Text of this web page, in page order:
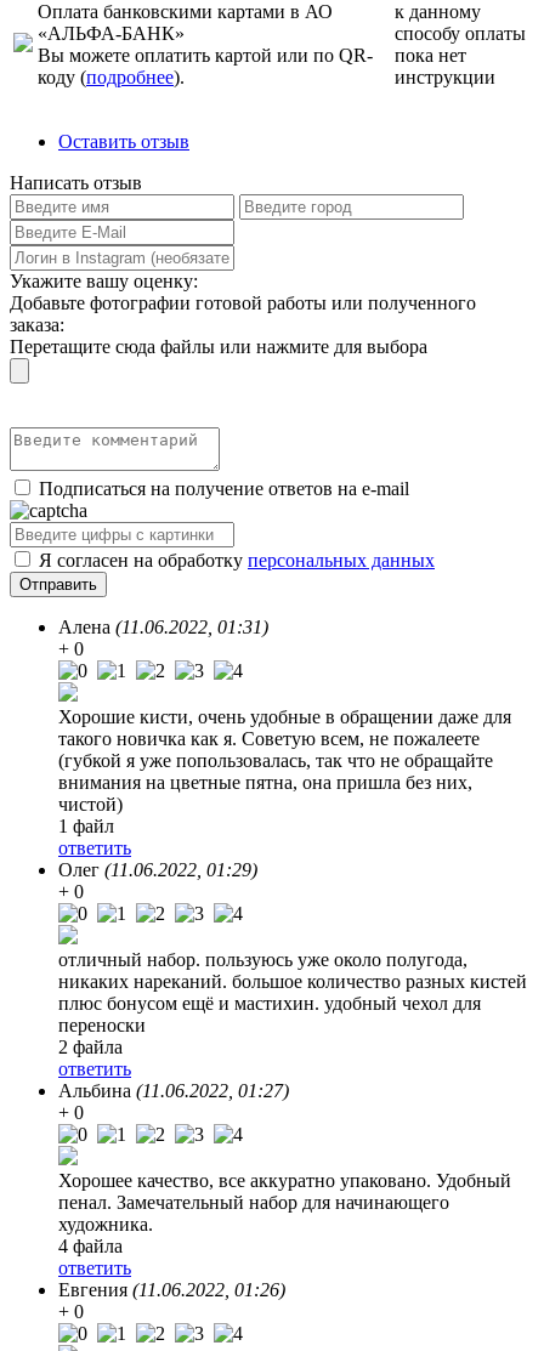
Оплата банковскими картами в АО
«АЛЬФА-БАНК»
Вы можете оплатить картой или по QR-
коду (подробнее).
к данному
способу оплаты
пока нет
инструкции
Оставить отзыв
Написать отзыв
Укажите вашу оценку:
Добавьте фотографии готовой работы или полученного
заказа:
Перетащите сюда файлы или нажмите для выбора
Подписаться на получение ответов на e-mail
Я согласен на обработку персональных данных
Алена (11.06.2022, 01:31)
+ 0
Хорошие кисти, очень удобные в обращении даже для
такого новичка как я. Советую всем, не пожалеете
(губкой я уже попользовалась, так что не обращайте
внимания на цветные пятна, она пришла без них,
чистой)
1 файл
ответить
Олег (11.06.2022, 01:29)
+ 0
отличный набор. пользуюсь уже около полугода,
никаких нареканий. большое количество разных кистей
плюс бонусом ещё и мастихин. удобный чехол для
переноски
2 файла
ответить
Альбина (11.06.2022, 01:27)
+ 0
Хорошее качество, все аккуратно упаковано. Удобный
пенал. Замечательный набор для начинающего
художника.
4 файла
ответить
Евгения (11.06.2022, 01:26)
+ 0